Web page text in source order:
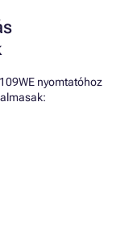
nyomtatóhoz